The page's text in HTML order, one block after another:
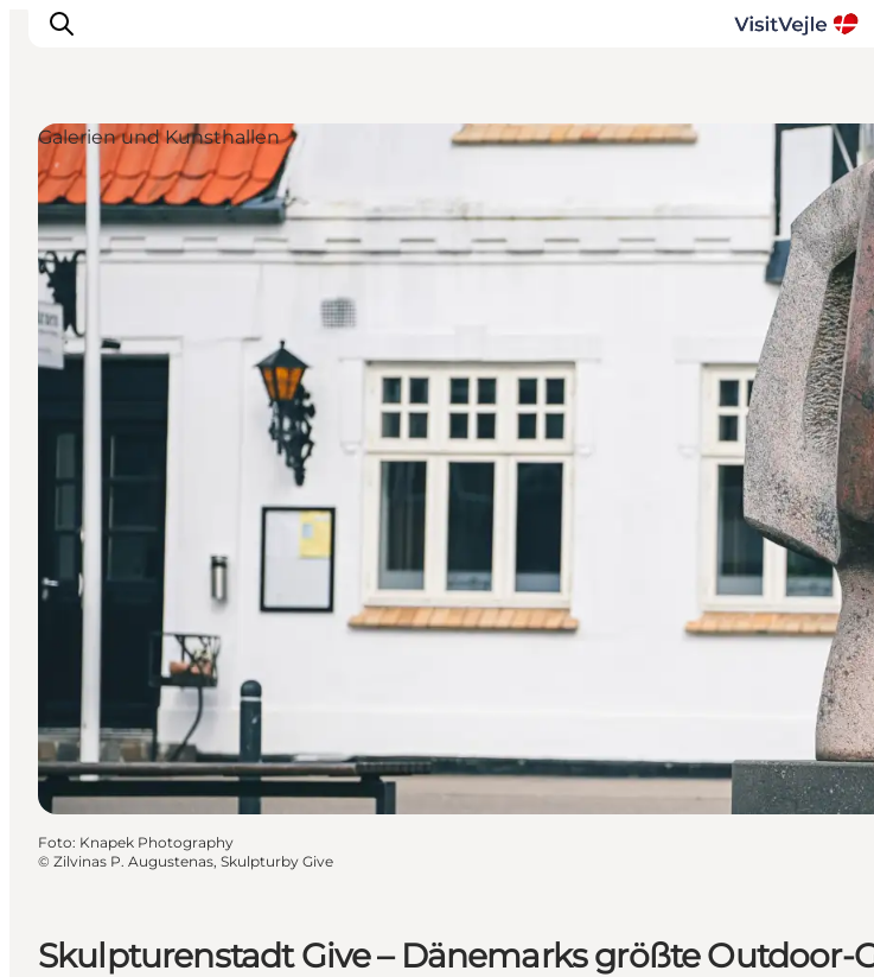
Erlebnisse
Veranstaltungen
Reiseplanung
Inspiration
Skulpturenstadt Give – Dänemarks größte Outdoor-
Galerien und Kunsthallen
Foto: Knapek Photography
© Zilvinas P. Augustenas, Skulpturby Give